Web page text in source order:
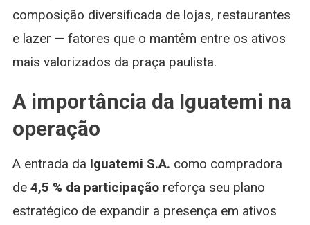
composição diversificada de lojas, restaurantes
e lazer — fatores que o mantêm entre os ativos
mais valorizados da praça paulista.
A importância da Iguatemi na
operação
A entrada da Iguatemi S.A. como compradora
de 4,5 % da participaçãoreforça seu plano
estratégico de expandir a presença em ativos